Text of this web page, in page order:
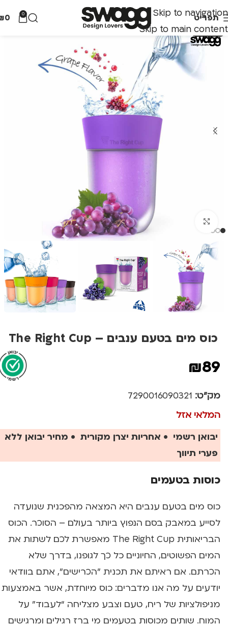
Skip to navigation
Skip to main content
תפריט 0
0
אזל מהמלאי
לחצו להגדלה
כוס מים בטעם ענבים – The Right Cup
₪89
מק"ט: 7290016090321
המלאי אזל
יבואן רשמי • אחריות יצרן מקורית • מחיר יבואן ללא
פערי תיווך
כוסות בטעמים
כוס מים בטעם ענבים היא המצאה מהפכנית שנועדה
לסייע במאבק בסם הנפוץ ביותר בעולם – הסוכר. הכוס
הבריאותית The Right Cup מאפשרת לכם לשתות את
המים הפשוטים, החיוניים כל כך לגופנו, בדרך שלא
הכרתם. אם ראיתם את תכנית "הכרישים", אתם בוודאי
יודעים על מה אנו מדברים: כוס מיוחדת, אשר באמצעות
מניפולציות של ריח, טעם וצבע מצליחה “לעבוד” על
המוח. שותים מכוסות בטעמים מי ברז רגילים ומרגישים